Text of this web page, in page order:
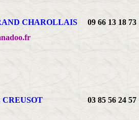
CHAROLLAIS
09 66 13
CREUSOT
03 85 56 24